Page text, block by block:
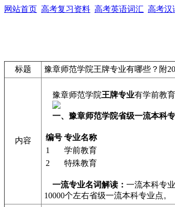
网站首页 高考复习资料 高考英语词汇 高考汉
标题 豫章师范学院王牌专业有哪些？附
内容
豫章师范学院王牌专业有学前教
一、豫章师范学院省级一流本科
编号 专业名称
1
学前教育
2
特殊教育
一流专业名词解读： 一流本科专
10000个左右省级一流本科专业点。